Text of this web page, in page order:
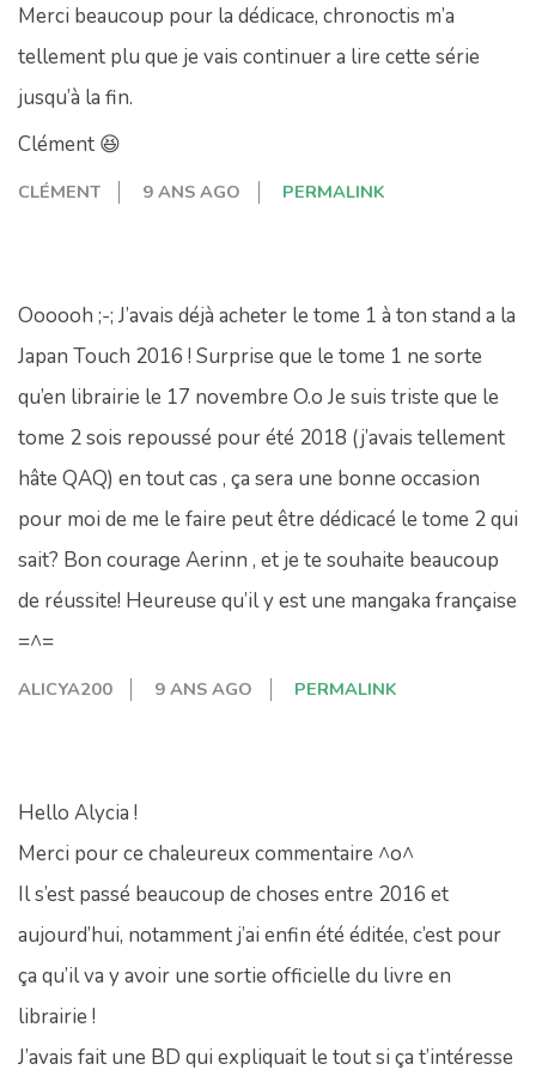
Merci beaucoup pour la dédicace, chronoctis m’a
tellement plu que je vais continuer a lire cette série
jusqu’à la fin.
Clément 😆
CLÉMENT 9 ANS AGO PERMALINK
Oooooh ;-; J’avais déjà acheter le tome 1 à ton stand a la
Japan Touch 2016 ! Surprise que le tome 1 ne sorte
qu’en librairie le 17 novembre O.o Je suis triste que le
tome 2 sois repoussé pour été 2018 (j’avais tellement
hâte QAQ) en tout cas , ça sera une bonne occasion
pour moi de me le faire peut être dédicacé le tome 2 qui
sait? Bon courage Aerinn , et je te souhaite beaucoup
de réussite! Heureuse qu’il y est une mangaka française
=^=
ALICYA200 9 ANS AGO PERMALINK
Hello Alycia !
Merci pour ce chaleureux commentaire ^o^
Il s’est passé beaucoup de choses entre 2016 et
aujourd’hui, notamment j’ai enfin été éditée, c’est pour
ça qu’il va y avoir une sortie officielle du livre en
librairie !
J’avais fait une BD qui expliquait le tout si ça t’intéresse